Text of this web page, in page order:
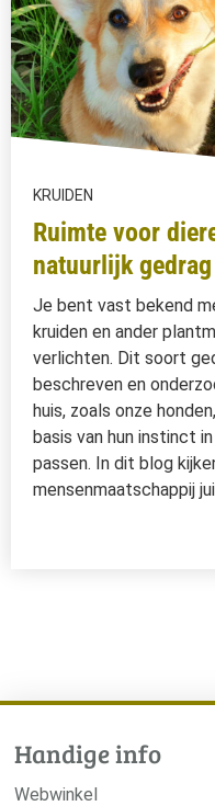
KRUIDEN
Ruimte voor
natuurlijk gedrag
Je bent vast bekend
kruiden en ander
verlichten. Dit soort
beschreven en
huis, zoals onze
basis van hun instinct
passen. In dit blog
mensenmaatschappij
Handige info
Webwinkel